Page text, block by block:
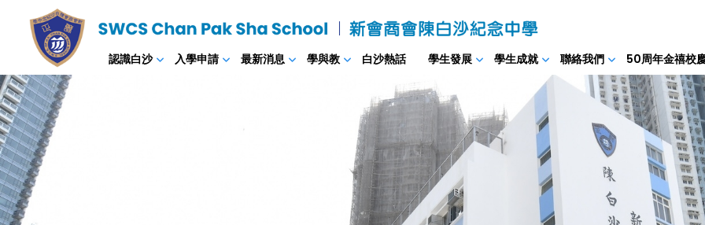
認識白沙 入學申請 最新消息 學與教 白沙熱話 學生發展 學生成就 聯絡我們 50周年金禧校